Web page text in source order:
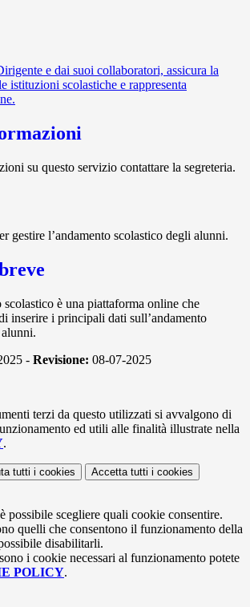
e dai suoi collaboratori, assicura la
istituzioni scolastiche e rappresenta
su questo servizio contattare la segreteria.
gestire l’andamento scolastico degli alunni.
è una piattaforma online che
inserire i principali dati sull’andamento
- Revisione: 08-07-2025
terzi da questo utilizzati si avvalgono di
ed utili alle finalità illustrate nella
.
tutti i cookies Accetta tutti i cookies
possibile scegliere quali cookie consentire.
quelli che consentono il funzionamento della
disabilitarli.
i cookie necessari al funzionamento potete
POLICY.